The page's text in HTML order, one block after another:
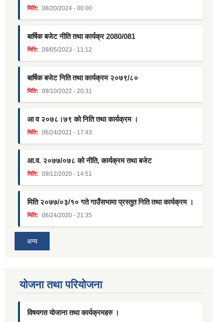
मिति: 08/20/2024 - 00:00
बार्षिक बजेट नीति तथा कार्यक्र 2080/081
मिति: 09/05/2023 - 11:12
बार्षिक बजेट निति तथा कार्यक्रम २०७९/८०
मिति: 09/10/2022 - 20:31
आ व २०७८।७९ को निति तथा कार्यक्रम ।
मिति: 06/24/2021 - 17:43
आ.व. २०७७/०७८ को नीति, कार्यक्रम तथा बजेट
मिति: 09/12/2020 - 14:51
मिति २०७७/०३/१० गते गाउँसभामा प्रस्तुत निति तथा कार्यक्रम ।
मिति: 06/24/2020 - 21:35
अन्य
याेजना तथा परियाेजना
विषयगत योजाना तथा कार्यक्रमहरु ।